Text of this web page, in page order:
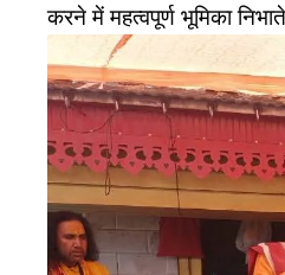
करने में महत्वपूर्ण भूमिका